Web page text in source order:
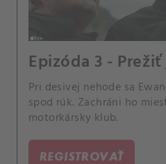
Epizóda 3 -
Pri desivej nehode sa
spod rúk. Zachráni ho
motorkársky klub.
REGISTROVAŤ